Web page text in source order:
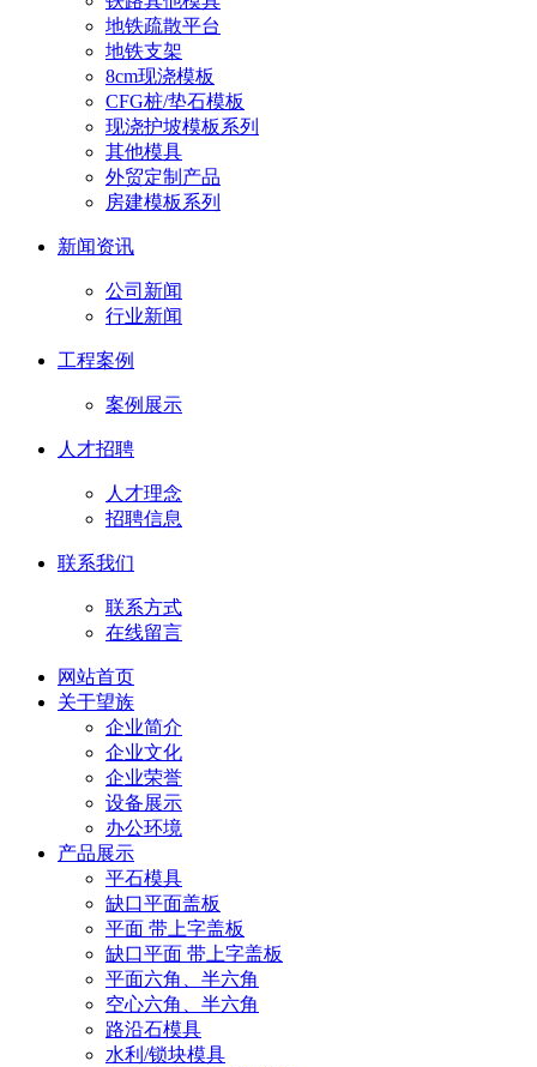
地铁疏散平台
地铁支架
8cm现浇模板
CFG桩/垫石模板
现浇护坡模板系列
其他模具
外贸定制产品
房建模板系列
新闻资讯
公司新闻
行业新闻
工程案例
案例展示
人才招聘
人才理念
招聘信息
联系我们
联系方式
在线留言
网站首页
关于望族
企业简介
企业文化
企业荣誉
设备展示
办公环境
产品展示
平石模具
缺口平面盖板
平面 带上字盖板
缺口平面 带上字盖板
平面六角、半六角
空心六角、半六角
路沿石模具
水利/锁块模具